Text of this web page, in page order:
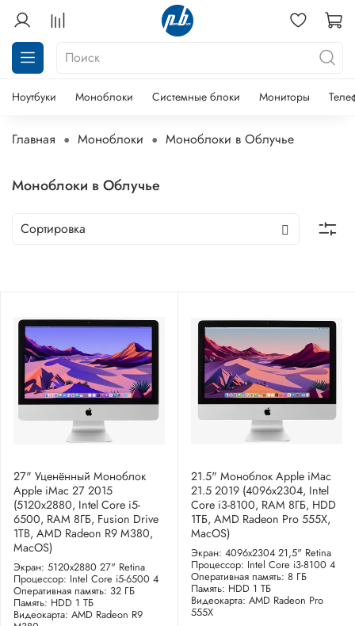
Ноутбуки Моноблоки Системные блоки Мониторы
Главная Моноблоки Моноблоки в Облучье
Моноблоки в Облучье
27" Уценённый Моноблок
Apple iMac 27 2015
(5120x2880, Intel Core i5-
6500, RAM 8ГБ, Fusion Drive
1TB, AMD Radeon R9 M380,
MacOS)
Экран: 5120x2880 27" Retina
Процессор: Intel Core i5-6500 4
Оперативная память: 32 ГБ
Память: HDD 1 ТБ
Видеокарта: AMD Radeon R9
21.5" Моноблок Apple iMac
21.5 2019 (4096x2304, Intel
Core i3-8100, RAM 8ГБ, HDD
1ТБ, AMD Radeon Pro 555X,
MacOS)
Экран: 4096x2304 21,5" Retina
Процессор: Intel Core i3-8100 4
Оперативная память: 8 ГБ
Память: HDD 1 ТБ
Видеокарта: AMD Radeon Pro
555X